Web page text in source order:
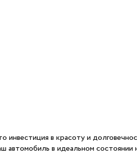
инвестиция в красоту и
в идеальном состоянии